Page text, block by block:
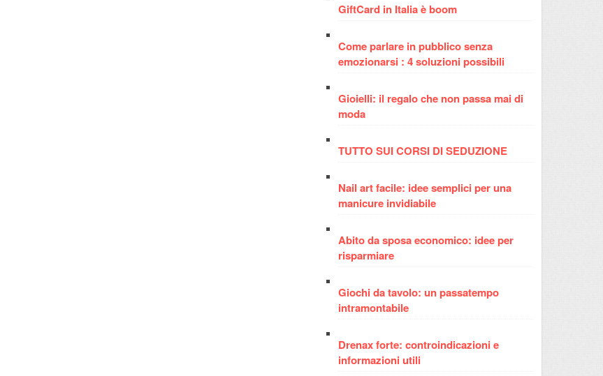
GiftCard in Italia è boom
Come parlare in pubblico senza
emozionarsi : 4 soluzioni possibili
Gioielli: il regalo che non passa mai di
moda
TUTTO SUI CORSI DI SEDUZIONE
Nail art facile: idee semplici per una
manicure invidiabile
Abito da sposa economico: idee per
risparmiare
Giochi da tavolo: un passatempo
intramontabile
Drenax forte: controindicazioni e
informazioni utili